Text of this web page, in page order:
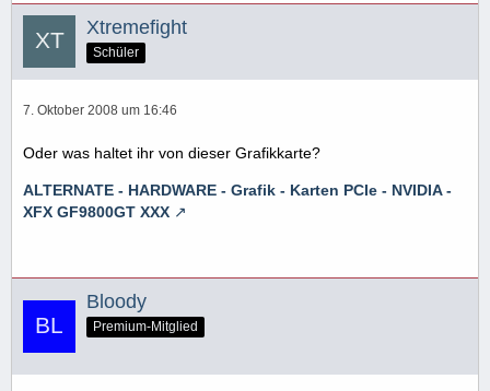
Xtremefight
Schüler
7. Oktober 2008 um 16:46
Oder was haltet ihr von dieser Grafikkarte?
ALTERNATE - HARDWARE - Grafik - Karten PCIe - NVIDIA -
XFX GF9800GT XXX
Bloody
Premium-Mitglied